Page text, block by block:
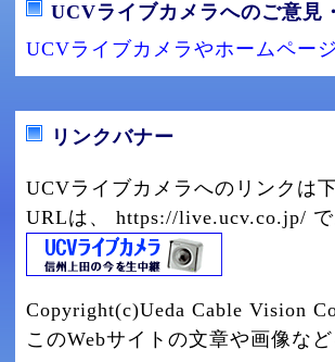
UCVライブカメラへのご意見
UCVライブカメラやホームペー
リンクバナー
UCVライブカメラへのリンクは
URLは、 https://live.ucv.co.jp/ で
Copyright(c)Ueda Cable Vision
このWebサイトの文章や画像な